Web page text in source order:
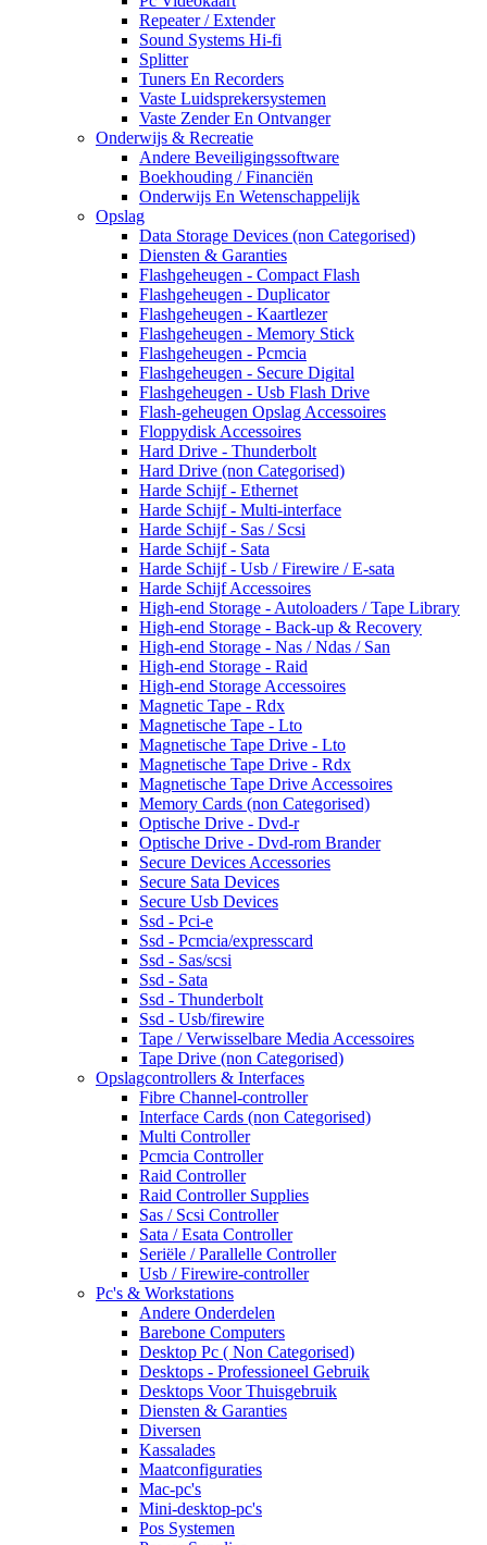
Repeater / Extender
Sound Systems Hi-fi
Splitter
Tuners En Recorders
Vaste Luidsprekersystemen
Vaste Zender En Ontvanger
Onderwijs & Recreatie
Andere Beveiligingssoftware
Boekhouding / Financiën
Onderwijs En Wetenschappelijk
Opslag
Data Storage Devices (non Categorised)
Diensten & Garanties
Flashgeheugen - Compact Flash
Flashgeheugen - Duplicator
Flashgeheugen - Kaartlezer
Flashgeheugen - Memory Stick
Flashgeheugen - Pcmcia
Flashgeheugen - Secure Digital
Flashgeheugen - Usb Flash Drive
Flash-geheugen Opslag Accessoires
Floppydisk Accessoires
Hard Drive - Thunderbolt
Hard Drive (non Categorised)
Harde Schijf - Ethernet
Harde Schijf - Multi-interface
Harde Schijf - Sas / Scsi
Harde Schijf - Sata
Harde Schijf - Usb / Firewire / E-sata
Harde Schijf Accessoires
High-end Storage - Autoloaders / Tape Library
High-end Storage - Back-up & Recovery
High-end Storage - Nas / Ndas / San
High-end Storage - Raid
High-end Storage Accessoires
Magnetic Tape - Rdx
Magnetische Tape - Lto
Magnetische Tape Drive - Lto
Magnetische Tape Drive - Rdx
Magnetische Tape Drive Accessoires
Memory Cards (non Categorised)
Optische Drive - Dvd-r
Optische Drive - Dvd-rom Brander
Secure Devices Accessories
Secure Sata Devices
Secure Usb Devices
Ssd - Pci-e
Ssd - Pcmcia/expresscard
Ssd - Sas/scsi
Ssd - Sata
Ssd - Thunderbolt
Ssd - Usb/firewire
Tape / Verwisselbare Media Accessoires
Tape Drive (non Categorised)
Opslagcontrollers & Interfaces
Fibre Channel-controller
Interface Cards (non Categorised)
Multi Controller
Pcmcia Controller
Raid Controller
Raid Controller Supplies
Sas / Scsi Controller
Sata / Esata Controller
Seriële / Parallelle Controller
Usb / Firewire-controller
Pc's & Workstations
Andere Onderdelen
Barebone Computers
Desktop Pc ( Non Categorised)
Desktops - Professioneel Gebruik
Desktops Voor Thuisgebruik
Diensten & Garanties
Diversen
Kassalades
Maatconfiguraties
Mac-pc's
Mini-desktop-pc's
Pos Systemen